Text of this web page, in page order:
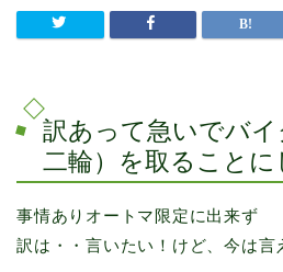
訳あって急いでバイ
二輪）を取ることに
事情ありオートマ限定に出来ず
訳は・・言いたい！けど、今は言